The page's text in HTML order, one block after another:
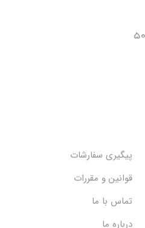
پیگیری سفارشات
قوانین و مقررات
تماس با ما
درباره ما